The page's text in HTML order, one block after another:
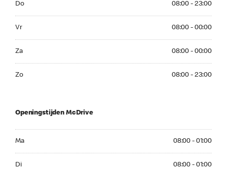
Do 08:00 - 23:00
Vr 08:00 - 00:00
Za 08:00 - 00:00
Zo 08:00 - 23:00
Openingstijden McDrive
Ma 08:00 - 01:00
Di 08:00 - 01:00